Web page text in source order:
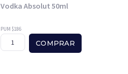
Vodka Absolut 50ml
PUM $186
COMPRAR